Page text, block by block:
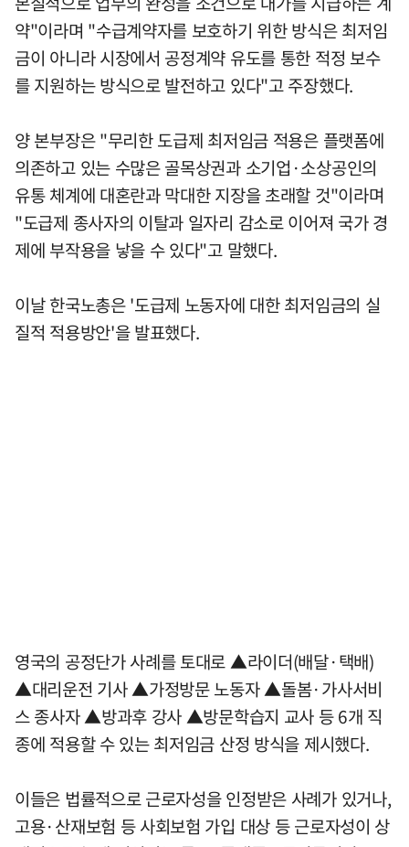
약"이라며 "수급계약자를 보호하기 위한 방식은 최저임
금이 아니라 시장에서 공정계약 유도를 통한 적정 보수
를 지원하는 방식으로 발전하고 있다"고 주장했다.
양 본부장은 "무리한 도급제 최저임금 적용은 플랫폼에
의존하고 있는 수많은 골목상권과 소기업·소상공인의
유통 체계에 대혼란과 막대한 지장을 초래할 것"이라며
"도급제 종사자의 이탈과 일자리 감소로 이어져 국가 경
제에 부작용을 낳을 수 있다"고 말했다.
이날 한국노총은 '도급제 노동자에 대한 최저임금의 실
질적 적용방안'을 발표했다.
영국의 공정단가 사례를 토대로 ▲라이더(배달·택배)
▲대리운전 기사 ▲가정방문 노동자 ▲돌봄·가사서비
스 종사자 ▲방과후 강사 ▲방문학습지 교사 등 6개 직
종에 적용할 수 있는 최저임금 산정 방식을 제시했다.
이들은 법률적으로 근로자성을 인정받은 사례가 있거나,
고용·산재보험 등 사회보험 가입 대상 등 근로자성이 상